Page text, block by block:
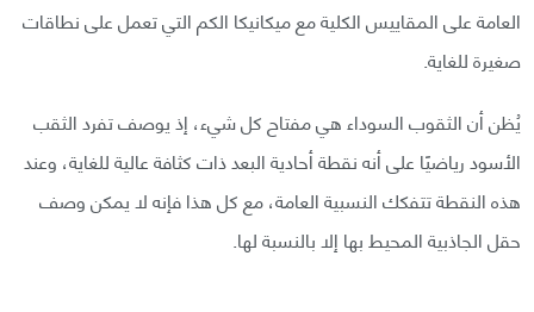
العامة على المقاييس الكلية مع ميكانيكا الكم التي تعمل على نطاقات
صغيرة للغاية.
يُظن أن الثقوب السوداء هي مفتاح كل شيء، إذ يوصف تفرد الثقب
الأسود رياضيًا على أنه نقطة أحادية البعد ذات كثافة عالية للغاية، وعند
هذه النقطة تتفكك النسبية العامة، مع كل هذا فإنه لا يمكن وصف
حقل الجاذبية المحيط بها إلا بالنسبة لها.